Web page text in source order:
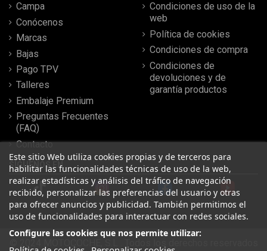
Campa
Conócenos
Marcas
Bajas
Pago TPV
Talleres
Embalaje Premium
Preguntas Frecuentes
(FAQ)
Contacto
Condiciones de uso de la
web
Política de cookies
Condiciones de compra
Condiciones de
devoluciones y de
garantía productos
Este sitio Web utiliza cookies propias y de terceros para
habilitar las funcionalidades técnicas de uso de la web,
realizar estadísticas y análisis del tráfico de navegación
recibido, personalizar las preferencias del usuario y otras
para ofrecer anuncios y publicidad. También permitimos el
uso de funcionalidades para interactuar con redes sociales.
Configure las cookies que nos permite utilizar:
SÍGUENOS EN